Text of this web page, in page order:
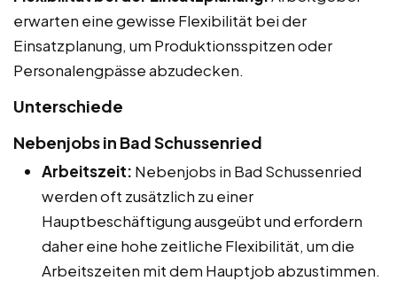
erwarten eine gewisse Flexibilität bei der
Einsatzplanung, um Produktionsspitzen oder
Personalengpässe abzudecken.
Unterschiede
Nebenjobs in Bad Schussenried
Arbeitszeit: Nebenjobs in Bad Schussenried
werden oft zusätzlich zu einer
Hauptbeschäftigung ausgeübt und erfordern
daher eine hohe zeitliche Flexibilität, um die
Arbeitszeiten mit dem Hauptjob abzustimmen.